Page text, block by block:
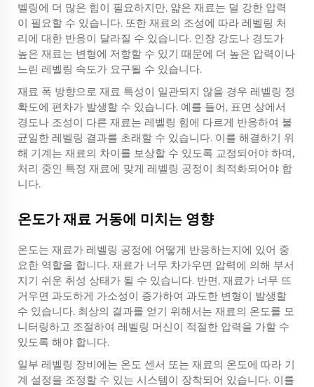
벨링에 더 많은 힘이 필요하지만, 얇은 재료는 덜 강한 압력
이 필요할 수 있습니다. 또한 재료의 조성에 따라 레벨링 처
리에 대한 반응이 달라질 수 있습니다. 인장 강도나 경도가
높은 재료는 변형에 저항할 수 있기 때문에 더 높은 압력이나
느린 레벨링 속도가 요구될 수 있습니다.
재료 폭 방향으로 재료 특성이 일관되지 않을 경우 레벨링 정
확도에 편차가 발생할 수 있습니다. 예를 들어, 표면 상에서
경도나 조성이 다른 재료는 레벨링 힘에 다르게 반응하여 불
균일한 레벨링 결과를 초래할 수 있습니다. 이를 해결하기 위
해 기계는 재료의 차이를 보상할 수 있도록 교정되어야 하며,
처리 중인 특정 재료에 맞게 레벨링 공정이 최적화되어야 합
니다.
온도가 재료 거동에 미치는 영향
온도는 재료가 레벨링 공정에 어떻게 반응하는지에 있어 중
요한 역할을 합니다. 재료가 너무 차가우면 압력에 의해 부서
지기 쉬운 취성 상태가 될 수 있습니다. 반면, 재료가 너무 뜨
거우면 과도하게 가소성이 증가하여 과도한 변형이 발생할
수 있습니다. 최상의 결과를 얻기 위해서는 재료의 온도를 모
니터링하고 조절하여 레벨링 머신이 적절한 압력을 가할 수
있도록 해야 합니다.
일부 레벨링 장비에는 온도 센서 또는 재료의 온도에 따라 기
계 설정을 조정할 수 있는 시스템이 장착되어 있습니다. 이를